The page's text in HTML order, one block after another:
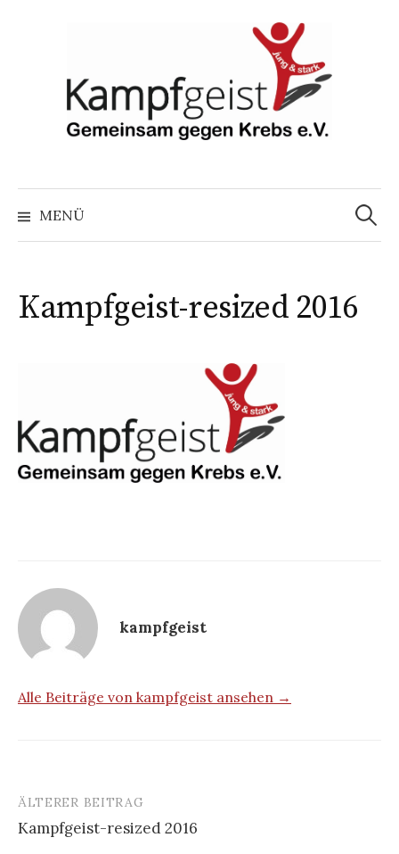
MENÜ
Suchen
nach:
Kampfgeist-resized 2016
kampfgeist
Alle Beiträge von kampfgeist ansehen →
Beitrags-
Navigation
ÄLTERER BEITRAG
Kampfgeist-resized 2016